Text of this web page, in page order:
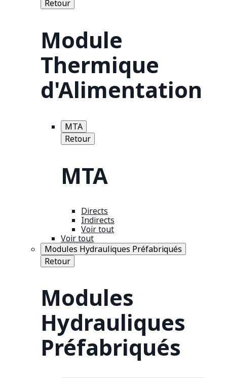
Retour
Module
Thermique
d'Alimentation
MTA
Retour
MTA
Directs
Indirects
Voir tout
Voir tout
Modules Hydrauliques Préfabriqués
Retour
Modules
Hydrauliques
Préfabriqués